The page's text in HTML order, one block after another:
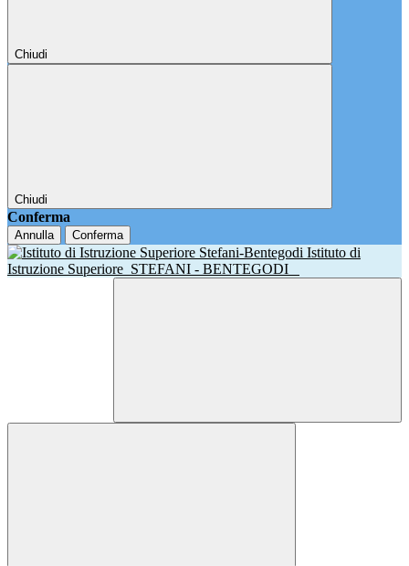
Chiudi
Chiudi
Conferma
Annulla Conferma
Istituto di
Istruzione Superiore STEFANI - BENTEGODI